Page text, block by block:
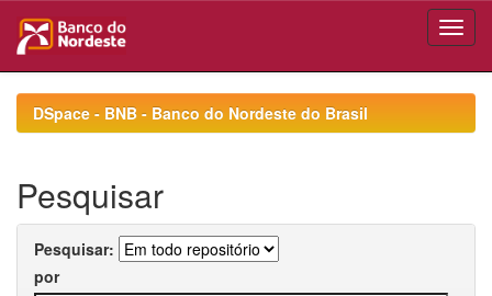
navigationDSpace - BNB - Banco do Nordeste do Brasil
Pesquisar
Pesquisar:
por